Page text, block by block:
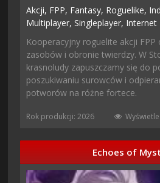
Akcji, FPP, Fantasy, Roguelike,
Multiplayer,Singleplayer, Internet
Kooperacyjny roguelite akcji FPP
zasobów i obronie twierdzy. W
krasnoludy zapuszczamy się do
poszukiwaniu surowców i
potworów na różne fortece.
Rok produkcji: 2026
Echoes of